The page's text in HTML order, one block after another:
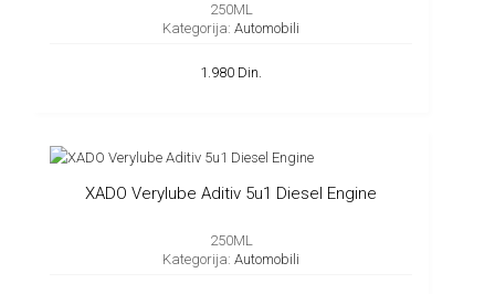
250ML
Kategorija: Automobili
1.980 Din.
XADO Verylube Aditiv 5u1 Diesel Engine
250ML
Kategorija: Automobili